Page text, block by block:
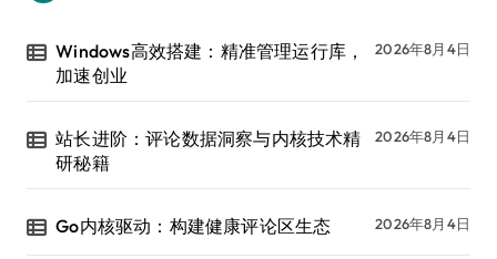
Windows高效搭建：精准管理运行库，
加速创业
2026年8月4日
站长进阶：评论数据洞察与内核技术精
研秘籍
2026年8月4日
Go内核驱动：构建健康评论区生态 2026年8月4日